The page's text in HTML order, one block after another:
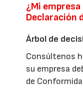
¿Mi
Declaración
Árbol de
Consúltenos
su empresa
de